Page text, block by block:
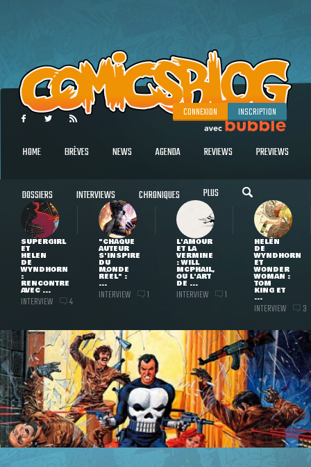
CONNEXION INSCRIPTION
HOME BRÈVES NEWS AGENDA REVIEWS PREVIEWS
DOSSIERS INTERVIEWS CHRONIQUES PLUS
SUPERGIRL
ET
HELEN
DE
WYNDHORN
:
RENCONTRE
AVEC ...
INTERVIEW 4
"CHAQUE
AUTEUR
S'INSPIRE
DU
MONDE
RÉEL" :
...
INTERVIEW 1
L'AMOUR
ET LA
VERMINE
: WILL
MCPHAIL,
OU L'ART
DE ...
INTERVIEW 1
HELEN
DE
WYNDHORN
ET
WONDER
WOMAN :
TOM
KING ET
...
INTERVIEW 3